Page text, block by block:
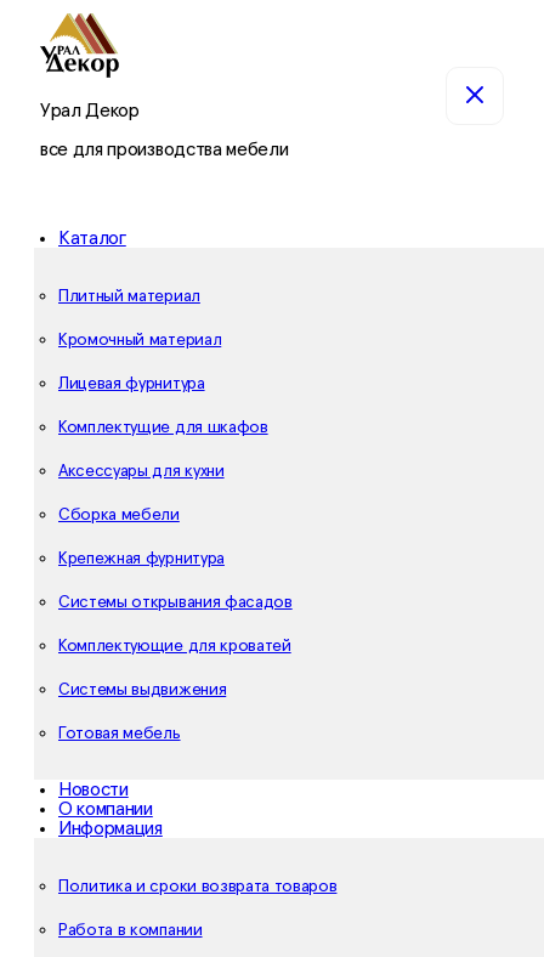
Урал Декор
все для производства мебели
Каталог
Плитный материал
Кромочный материал
Лицевая фурнитура
Комплектущие для шкафов
Аксессуары для кухни
Сборка мебели
Крепежная фурнитура
Системы открывания фасадов
Комплектующие для кроватей
Системы выдвижения
Готовая мебель
Новости
О компании
Информация
Политика и сроки возврата товаров
Работа в компании